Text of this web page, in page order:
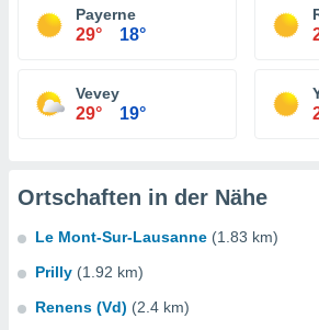
Payerne
29° 18°
Vevey
29° 19°
Ortschaften in der Nähe
Le Mont-Sur-Lausanne (1.83 km)
Prilly (1.92 km)
Renens (Vd) (2.4 km)